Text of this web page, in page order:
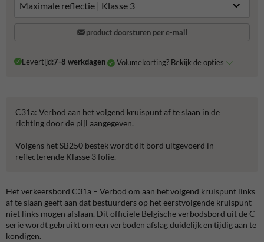
product doorsturen per e-mail
Levertijd:7-8 werkdagen Volumekorting? Bekijk de opties
C31a: Verbod aan het volgend kruispunt af te slaan in de
richting door de pijl aangegeven.
Volgens het SB250 bestek wordt dit bord uitgevoerd in
reflecterende Klasse 3 folie.
Het verkeersbord C31a – Verbod om aan het volgend kruispunt links
af te slaan geeft aan dat bestuurders op het eerstvolgende kruispunt
niet links mogen afslaan. Dit officiële Belgische verbodsbord uit de C-
serie wordt gebruikt om een verboden afslag duidelijk en tijdig aan te
kondigen.